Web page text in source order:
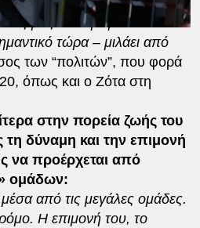
Ο Ζότα ήταν ένας
μας. Η καριέρα του – που
τώρα – μιλάει από
των “πολιτών”, που φορά
20, όπως και ο Ζότα στη
στην πορεία ζωής του
τη δύναμη και την επιμονή
να προέρχεται από
ομάδων:
από τις μεγάλες ομάδες.
Η επιμονή του, το